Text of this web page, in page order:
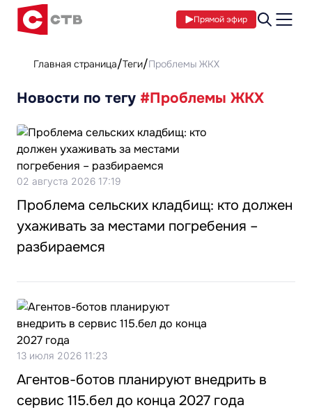
Прямой эфир
Главная страница Теги Проблемы ЖКХ
Новости по тегу #Проблемы ЖКХ
02 августа 2026 17:19
Проблема сельских кладбищ: кто должен
ухаживать за местами погребения –
разбираемся
13 июля 2026 11:23
Агентов-ботов планируют внедрить в
сервис 115.бел до конца 2027 года